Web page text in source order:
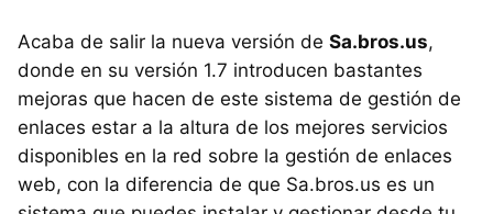
Acaba de salir la nueva versión de Sa.bros.us,
donde en su versión 1.7 introducen bastantes
mejoras que hacen de este sistema de gestión de
enlaces estar a la altura de los mejores servicios
disponibles en la red sobre la gestión de enlaces
web, con la diferencia de que Sa.bros.us es un